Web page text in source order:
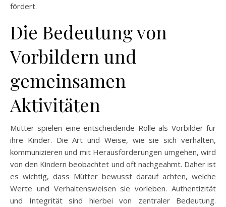
fördert.
Die Bedeutung von
Vorbildern und
gemeinsamen
Aktivitäten
Mütter spielen eine entscheidende Rolle als Vorbilder für
ihre Kinder. Die Art und Weise, wie sie sich verhalten,
kommunizieren und mit Herausforderungen umgehen, wird
von den Kindern beobachtet und oft nachgeahmt. Daher ist
es wichtig, dass Mütter bewusst darauf achten, welche
Werte und Verhaltensweisen sie vorleben. Authentizität
und Integrität sind hierbei von zentraler Bedeutung.